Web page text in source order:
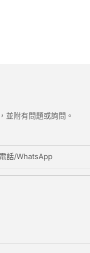
並附有問題或詢問。
電話/WhatsApp